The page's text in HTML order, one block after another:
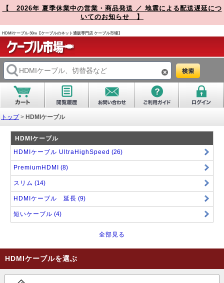
【 2026年 夏季休業中の営業・商品発送 ／ 地震による配送遅延につ
いてのお知らせ 】
HDMIケーブル 30m【ケーブルのネット通販専門店 ケーブル市場】
トップ> HDMIケーブル
HDMIケーブル
HDMIケーブル UltraHighSpeed (26)
PremiumHDMI (8)
スリム (14)
HDMIケーブル 延長 (9)
短いケーブル (4)
全部見る
HDMIケーブルを選ぶ